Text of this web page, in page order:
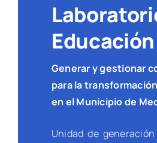
Educación
Generar y gestionar
para la
en el Municipio de
Unidad de